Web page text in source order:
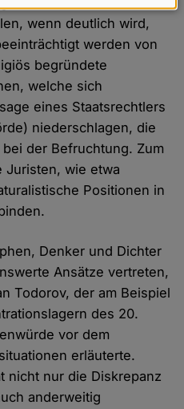
wenn deutlich wird,
werden von
begründete
welche sich
eines Staatsrechtlers
niederschlagen, die
der Befruchtung. Zum
Juristen, wie etwa
Positionen in
Denker und Dichter
Ansätze vertreten,
Todorov, der am Beispiel
des 20.
vor dem
erläuterte.
nicht nur die Diskrepanz
anderweitig